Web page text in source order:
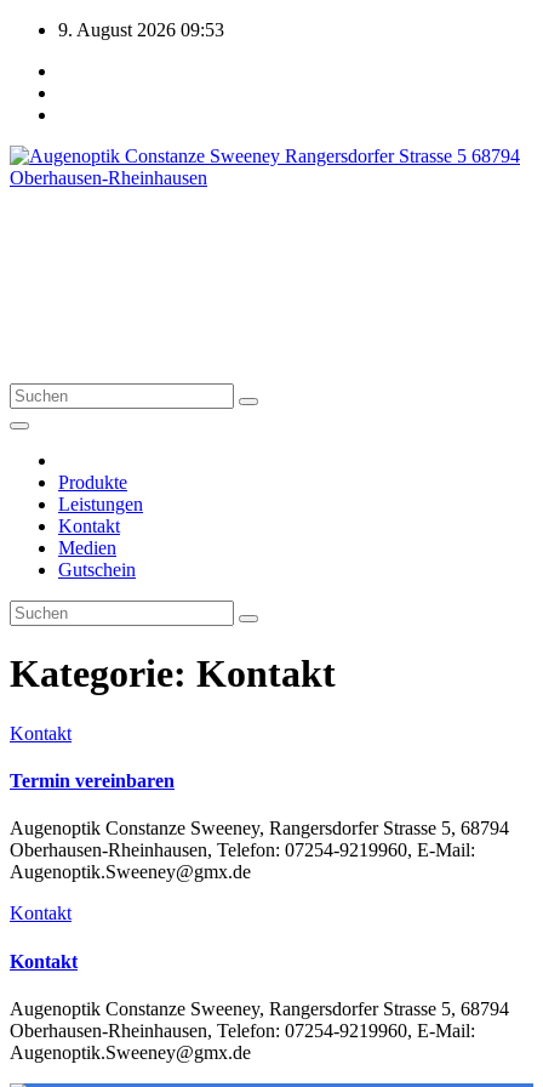
Zum
springen
9. August 2026 09:53
Produkte
Leistungen
Kontakt
Medien
Gutschein
Kategorie: Kontakt
Kontakt
Termin vereinbaren
Augenoptik Constanze Sweeney, Rangersdorfer Strasse 5, 68794
Oberhausen-Rheinhausen, Telefon: 07254-9219960, E-Mail:
Augenoptik.Sweeney@gmx.de
Kontakt
Kontakt
Augenoptik Constanze Sweeney, Rangersdorfer Strasse 5, 68794
Oberhausen-Rheinhausen, Telefon: 07254-9219960, E-Mail:
Augenoptik.Sweeney@gmx.de